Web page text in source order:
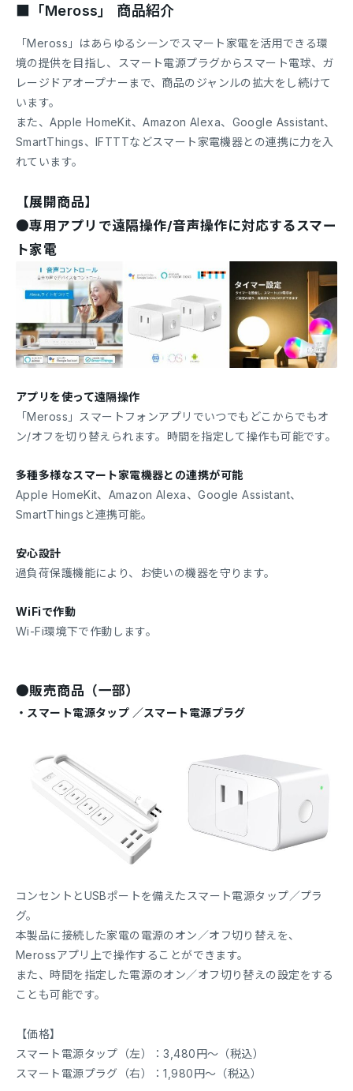
■「Meross」 商品紹介
「Meross」はあらゆるシーンでスマート家電を活用できる環
境の提供を目指し、スマート電源プラグからスマート電球、ガ
レージドアオープナーまで、商品のジャンルの拡大をし続けて
います。
また、Apple HomeKit、Amazon Alexa、Google Assistant、
SmartThings、IFTTTなどスマート家電機器との連携に力を入
れています。
【展開商品】
●専用アプリで遠隔操作/音声操作に対応するスマー
ト家電
アプリを使って遠隔操作
「Meross」スマートフォンアプリでいつでもどこからでもオ
ン/オフを切り替えられます。時間を指定して操作も可能です。
多種多様なスマート家電機器との連携が可能
Apple HomeKit、Amazon Alexa、Google Assistant、
SmartThingsと連携可能。
安心設計
過負荷保護機能により、お使いの機器を守ります。
WiFiで作動
Wi-Fi環境下で作動します。
●販売商品（一部）
・スマート電源タップ ／スマート電源プラグ
コンセントとUSBポートを備えたスマート電源タップ／プラ
グ。
本製品に接続した家電の電源のオン／オフ切り替えを、
Merossアプリ上で操作することができます。
また、時間を指定した電源のオン／オフ切り替えの設定をする
ことも可能です。
【価格】
スマート電源タップ（左）：3,480円〜（税込）
スマート電源プラグ（右）：1,980円〜（税込）